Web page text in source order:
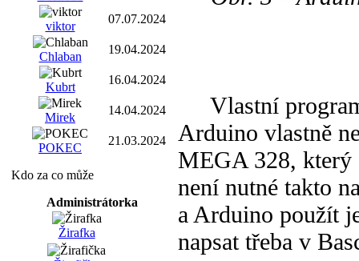
viktor
07.07.2024
Chlaban
19.04.2024
Kubrt
16.04.2024
Mirek
14.04.2024
POKEC
21.03.2024
Kdo za co může
Administrátorka
Žirafka
Vlastní
Arduino vlastně
MEGA 328, který
není nutné takto
a Arduino použít
napsat třeba v